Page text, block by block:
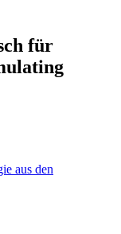
für
aus den